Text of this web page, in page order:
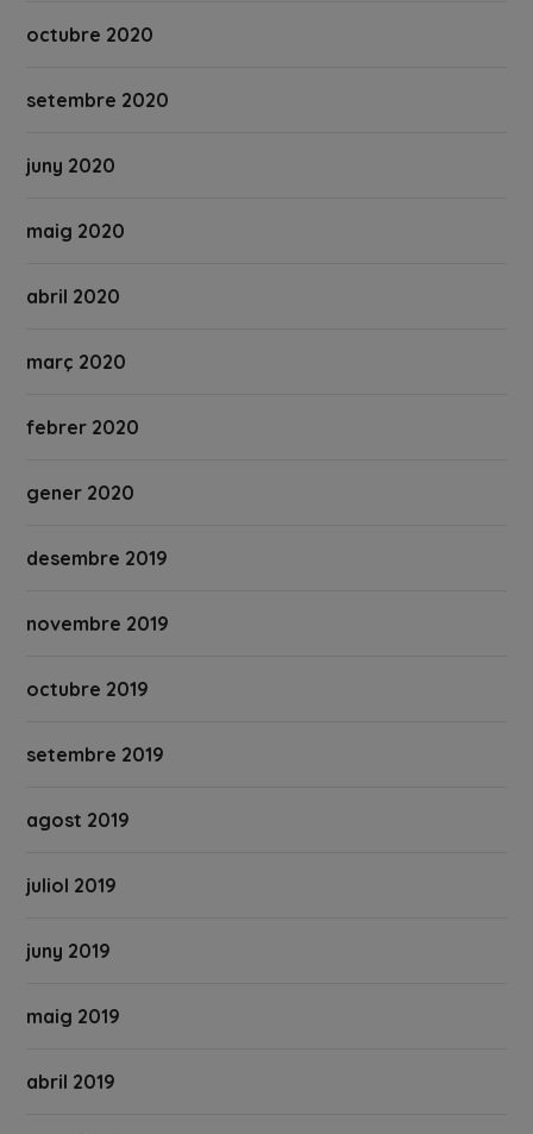
octubre 2020
setembre 2020
juny 2020
maig 2020
abril 2020
març 2020
febrer 2020
gener 2020
desembre 2019
novembre 2019
octubre 2019
setembre 2019
agost 2019
juliol 2019
juny 2019
maig 2019
abril 2019